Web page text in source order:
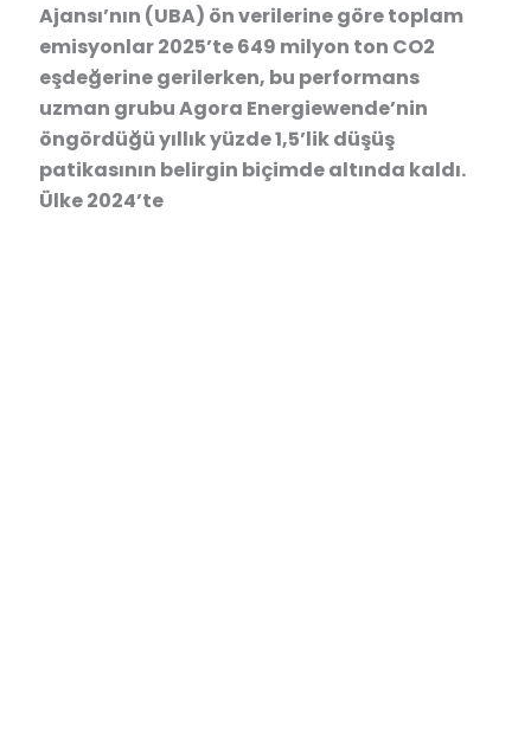
Ajansı’nın (UBA) ön verilerine göre toplam
emisyonlar 2025’te 649 milyon ton CO2
eşdeğerine gerilerken, bu performans
uzman grubu Agora Energiewende’nin
öngördüğü yıllık yüzde 1,5’lik düşüş
patikasının belirgin biçimde altında kaldı.
Ülke 2024’te